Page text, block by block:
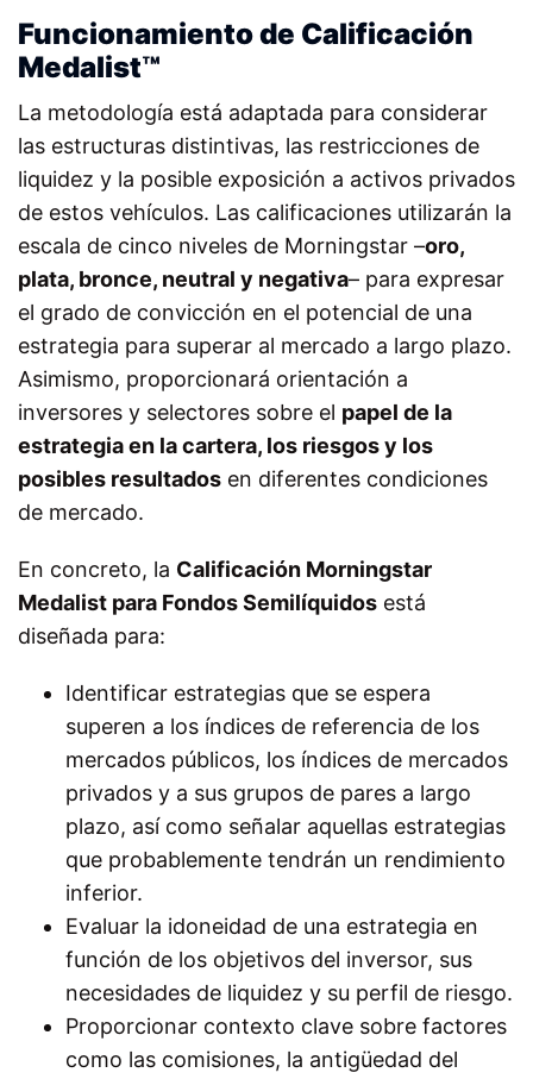
Funcionamiento de Calificación
Medalist™
La metodología está adaptada para considerar
las estructuras distintivas, las restricciones de
liquidez y la posible exposición a activos privados
de estos vehículos. Las calificaciones utilizarán la
escala de cinco niveles de Morningstar –oro,
plata, bronce, neutral y negativa– para expresar
el grado de convicción en el potencial de una
estrategia para superar al mercado a largo plazo.
Asimismo, proporcionará orientación a
inversores y selectores sobre el papel de la
estrategia en la cartera, los riesgos y los
posibles resultados en diferentes condiciones
de mercado.
En concreto, la Calificación Morningstar
Medalist para Fondos Semilíquidos está
diseñada para:
Identificar estrategias que se espera
superen a los índices de referencia de los
mercados públicos, los índices de mercados
privados y a sus grupos de pares a largo
plazo, así como señalar aquellas estrategias
que probablemente tendrán un rendimiento
inferior.
Evaluar la idoneidad de una estrategia en
función de los objetivos del inversor, sus
necesidades de liquidez y su perfil de riesgo.
Proporcionar contexto clave sobre factores
como las comisiones, la antigüedad del